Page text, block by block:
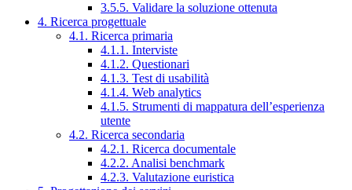
3.5.5. Validare la soluzione ottenuta
4. Ricerca progettuale
4.1. Ricerca primaria
4.1.1. Interviste
4.1.2. Questionari
4.1.3. Test di usabilità
4.1.4. Web analytics
4.1.5. Strumenti di mappatura dell’esperienza
utente
4.2. Ricerca secondaria
4.2.1. Ricerca documentale
4.2.2. Analisi benchmark
4.2.3. Valutazione euristica